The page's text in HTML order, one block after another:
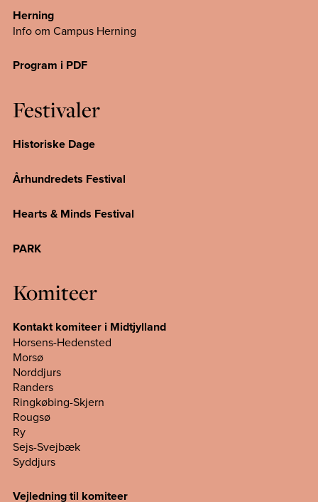
Herning
Info om Campus Herning
Program i PDF
Festivaler
Historiske Dage
Århundredets Festival
Hearts & Minds Festival
PARK
Komiteer
Kontakt komiteer i Midtjylland
Horsens-Hedensted
Morsø
Norddjurs
Randers
Ringkøbing-Skjern
Rougsø
Ry
Sejs-Svejbæk
Syddjurs
Vejledning til komiteer